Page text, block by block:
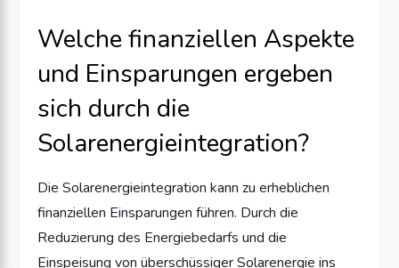
Welche finanziellen Aspekte
und Einsparungen ergeben
sich durch die
Solarenergieintegration?
Die Solarenergieintegration kann zu erheblichen
finanziellen Einsparungen führen. Durch die
Reduzierung des Energiebedarfs und die
Einspeisung von überschüssiger Solarenergie ins